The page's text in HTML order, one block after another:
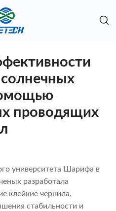
проводящих
университета Шарифа в
разработала
клейкие чернила,
стабильности и